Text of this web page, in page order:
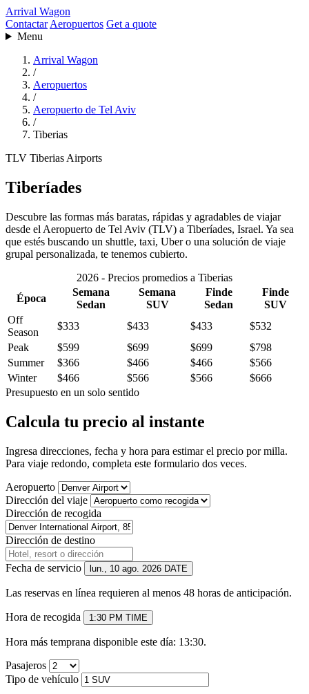
Arrival Wagon
Contactar Aeropuertos Get a quote
Menu
Arrival Wagon
/
Aeropuertos
/
Aeropuerto de Tel Aviv
/
Tiberias
TLV Tiberias Airports
Tiberíades
Descubre las formas más baratas, rápidas y agradables de viajar
desde el Aeropuerto de Tel Aviv (TLV) a Tiberíades, Israel. Ya sea
que estés buscando un shuttle, taxi, Uber o una solución de viaje
grupal personalizada, te tenemos cubierto.
2026 - Precios promedios a Tiberias
Época
Semana
Sedan
Semana
SUV
Finde
Sedan
Finde
SUV
Off
Season
$333 $433 $433
$532
Peak
$599 $699 $699
$798
Summer
$366 $466 $466
$566
Winter
$466 $566 $566
$666
Presupuesto en un solo sentido
Calcula tu precio al instante
Ingresa direcciones, fecha y hora para estimar el precio por milla.
Para viaje redondo, completa este formulario dos veces.
Aeropuerto
Dirección del viaje
Dirección de recogida
Dirección de destino
Fecha de servicio lun., 10 ago. 2026 DATE
Las reservas en línea requieren al menos 48 horas de anticipación.
Hora de recogida 1:30 PM TIME
Hora más temprana disponible este día: 13:30.
Pasajeros
Tipo de vehículo